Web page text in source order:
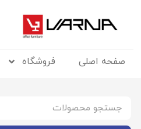
صفحه اصلی فروشگاه